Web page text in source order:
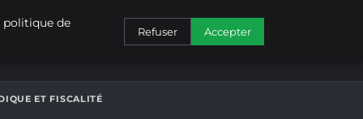
ET FISCALITÉ
politique de
Refuser Accepter